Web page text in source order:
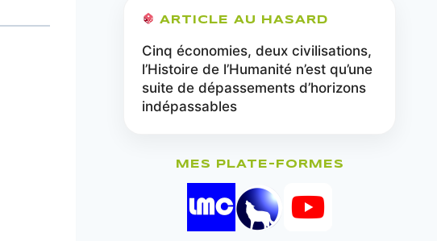
ARTICLE AU HASARD
Cinq économies, deux civilisations,
l’Histoire de l’Humanité n’est qu’une
suite de dépassements d’horizons
indépassables
MES PLATE-FORMES